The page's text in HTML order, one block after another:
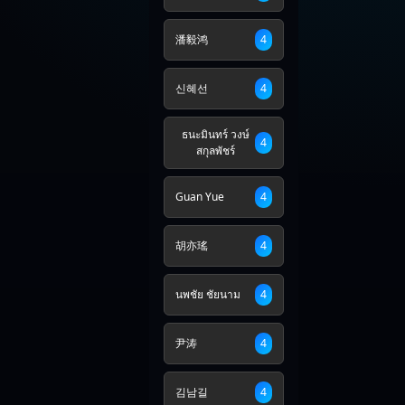
潘毅鸿 4
신혜선 4
ธนะมินทร์ วงษ์
สกุลพัชร์
4
Guan Yue 4
胡亦瑤 4
นพชัย ชัยนาม 4
尹涛 4
김남길 4